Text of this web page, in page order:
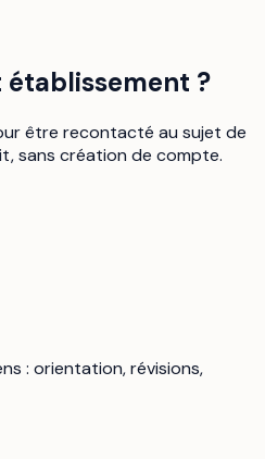
?
être recontacté au sujet de
sans création de compte.
: orientation, révisions,